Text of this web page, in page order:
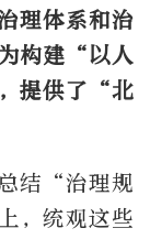
理体系和治
构建“以人
提供了“北
结“治理规
，统观这些